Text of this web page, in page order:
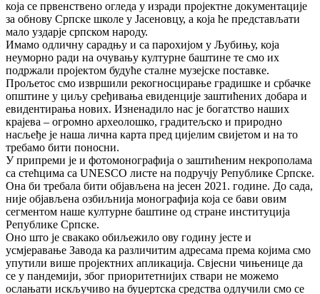
која се првенствено огледа у изради пројектне документације
за обнову Српске школе у Јасеновцу, а која ће представљати
мало уздарје српском народу.
Имамо одличну сарадњу и са парохијом у Љубињу, која
неуморно ради на очувању културне баштине те смо их
подржали пројектом будуће сталне музејске поставке.
Прољетос смо извршили рекогносцирање градишке и србачке
општине у циљу сређивања евиденције заштићених добара и
евидентирања нових. Изненадило нас је богатство наших
крајева – огромно археолошко, градитељско и природно
насљеђе је наша лична карта пред цијелим свијетом и на то
требамо бити поносни.
У припреми је и фотомонографија о заштићеним некрополама
са стећцима са UNESCO листе на подручју Републике Српске.
Она би требала бити објављена на јесен 2021. године. До сада,
није објављена озбиљнија монографија која се бави овим
сегментом наше културне баштине од стране институција
Републике Српске.
Оно што је свакако обиљежило ову годину јесте и
усмјеравање Завода ка различитим адресама према којима смо
упутили више пројектних апликација. Свјесни чињенице да
се у пандемији, због приоритетнијих ствари не можемо
ослањати искључиво на буџертска средства одлучили смо се